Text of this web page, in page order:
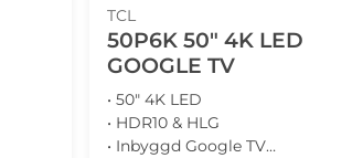
TCL
50P6K 50" 4K LED
GOOGLE TV
• 50" 4K LED
• HDR10 & HLG
• Inbyggd Google TV